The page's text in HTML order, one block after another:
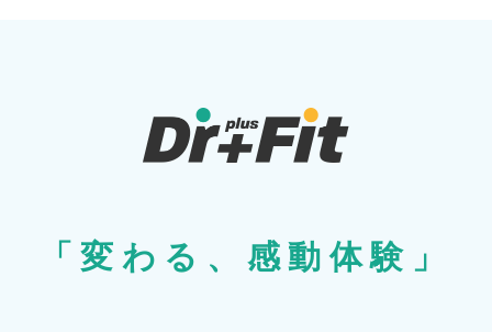
「変わる、感動体験」